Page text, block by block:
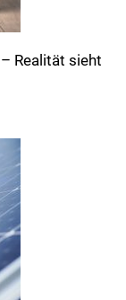
Realität sieht